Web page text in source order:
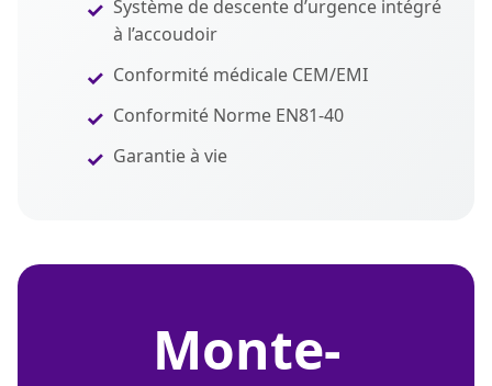
Système de descente d’urgence intégré
à l’accoudoir
Conformité médicale CEM/EMI
Conformité Norme EN81-40
Garantie à vie
monte-